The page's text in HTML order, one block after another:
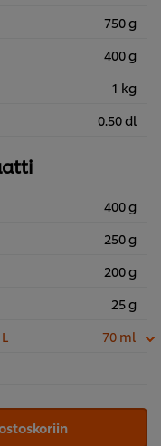
750 g
400 g
1 kg
0.50 dl
400 g
250 g
200 g
25 g
70 ml